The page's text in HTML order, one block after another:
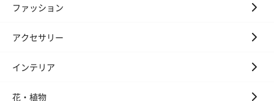
ファッション
アクセサリー
インテリア
花・植物